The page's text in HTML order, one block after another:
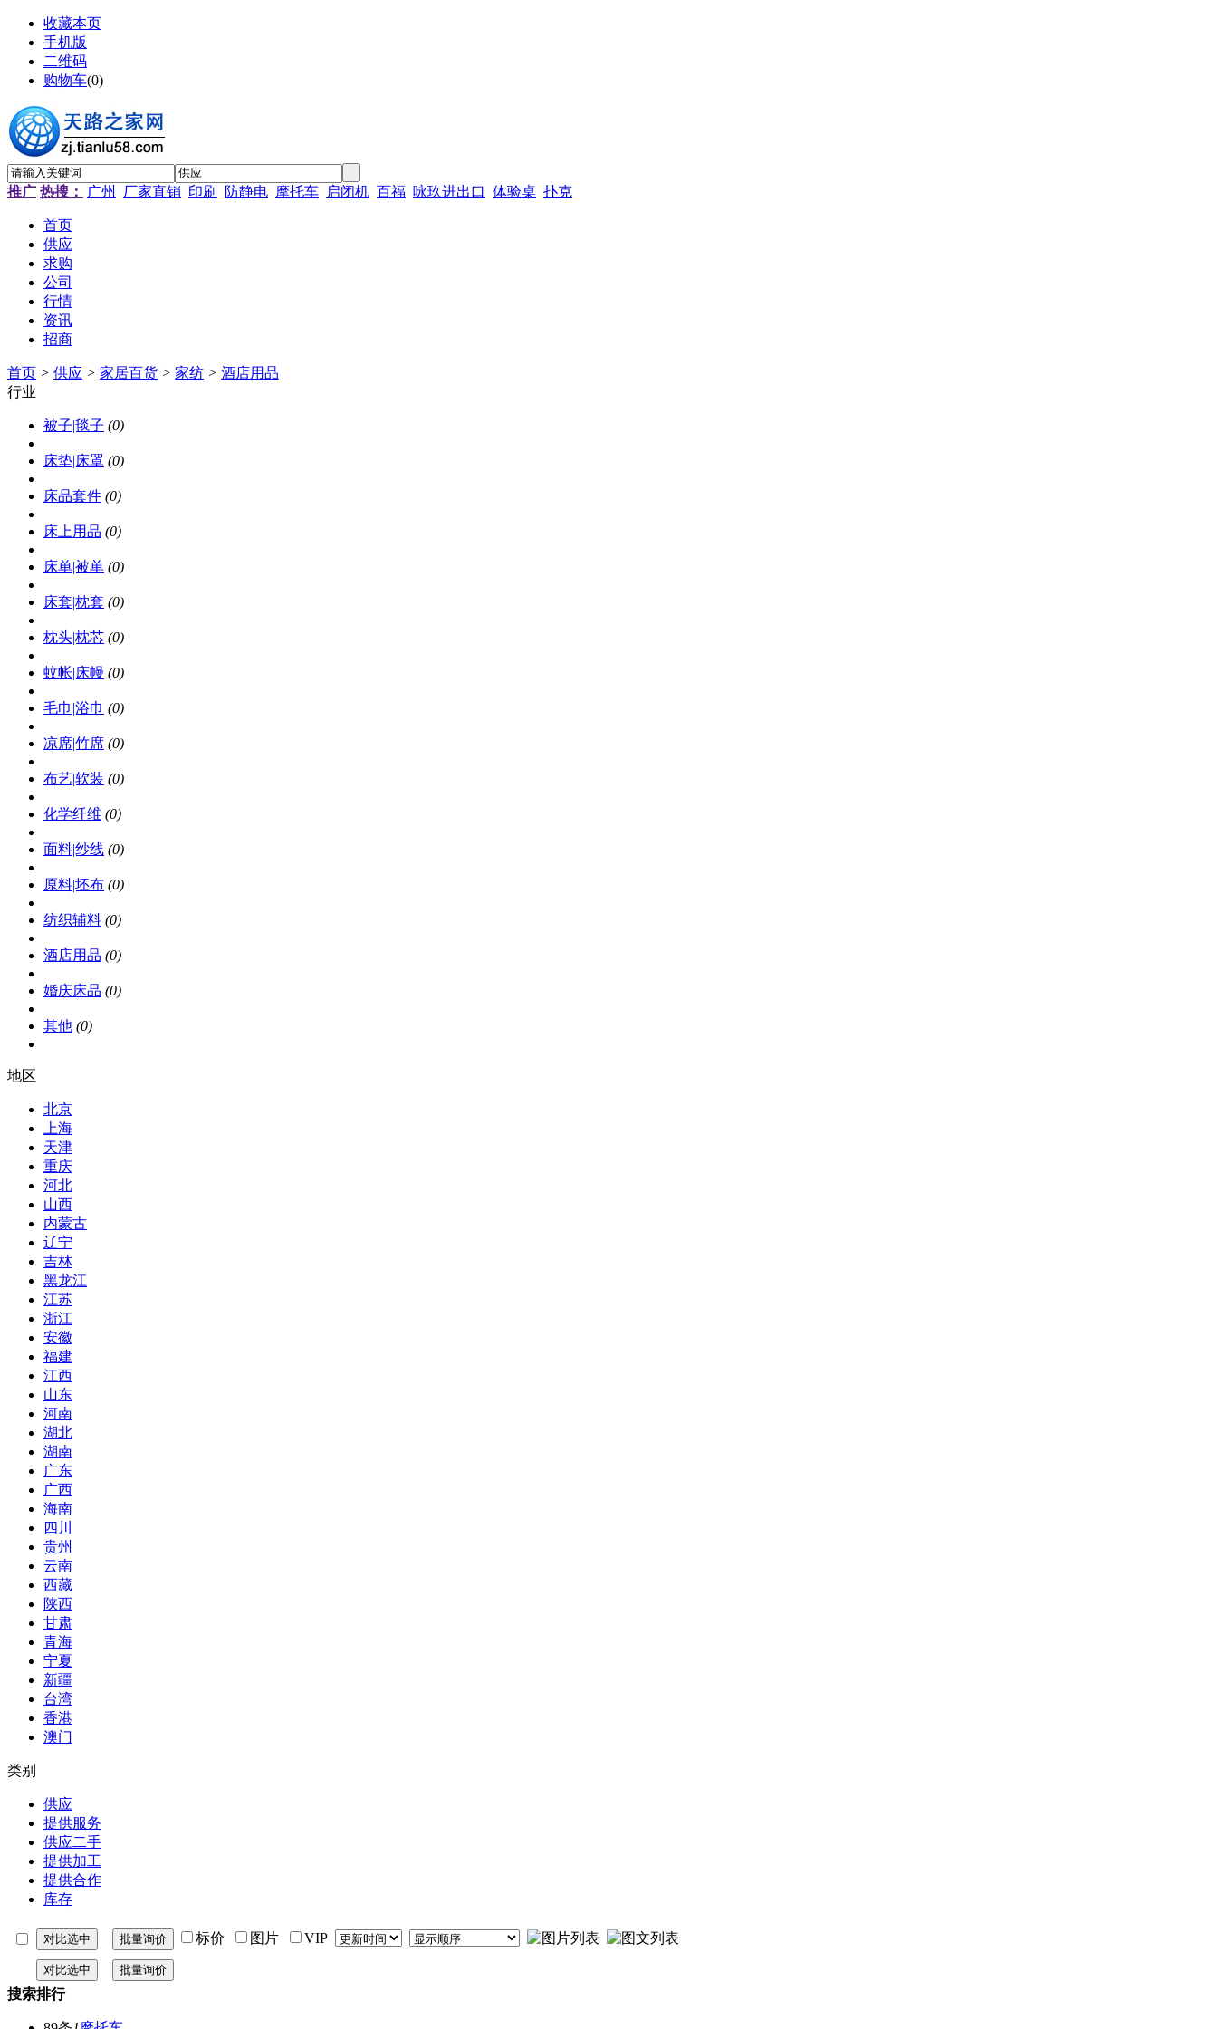
收藏本页
手机版
二维码
购物车(0)
推广 热搜： 广州 厂家直销 印刷 防静电 摩托车 启闭机 百福 咏玖进出口 体验桌 扑克
首页
供应
求购
公司
行情
资讯
招商
首页 > 供应 > 家居百货 > 家纺 > 酒店用品
行业
被子|毯子 (0)
床垫|床罩 (0)
床品套件 (0)
床上用品 (0)
床单|被单 (0)
床套|枕套 (0)
枕头|枕芯 (0)
蚊帐|床幔 (0)
毛巾|浴巾 (0)
凉席|竹席 (0)
布艺|软装 (0)
化学纤维 (0)
面料|纱线 (0)
原料|坯布 (0)
纺织辅料 (0)
酒店用品 (0)
婚庆床品 (0)
其他 (0)
地区
北京
上海
天津
重庆
河北
山西
内蒙古
辽宁
吉林
黑龙江
江苏
浙江
安徽
福建
江西
山东
河南
湖北
湖南
广东
广西
海南
四川
贵州
云南
西藏
陕西
甘肃
青海
宁夏
新疆
台湾
香港
澳门
类别
供应
提供服务
供应二手
提供加工
提供合作
库存
标价 图片 VIP
搜索排行